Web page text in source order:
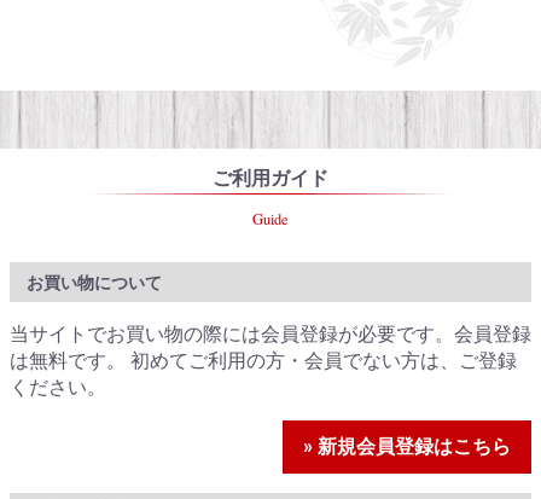
ご利用ガイド
Guide
お買い物について
当サイトでお買い物の際には会員登録が必要です。会員登録
は無料です。 初めてご利用の方・会員でない方は、ご登録
ください。
» 新規会員登録はこちら